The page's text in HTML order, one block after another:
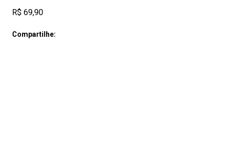
R$ 69,90
Compartilhe: